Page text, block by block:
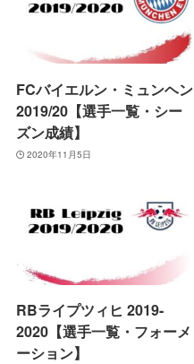
FCバイエルン・ミュンヘン
2019/20【選手一覧・シー
ズン成績】
2020年11月5日
RBライプツィヒ 2019-
2020【選手一覧・フォーメ
ーション】